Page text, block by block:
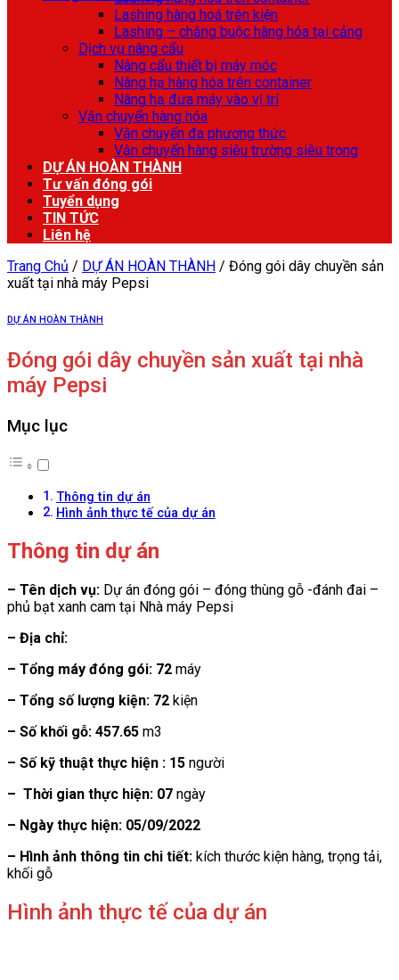
Lashing hàng hoá trên kiện
Lashing – chằng buộc hàng hóa tại cảng
Dịch vụ nâng cẩu
Nâng cẩu thiết bị máy móc
Nâng hạ hàng hóa trên container
Nâng hạ đưa máy vào vị trí
Vận chuyển hàng hóa
Vận chuyển đa phương thức
Vận chuyển hàng siêu trường siêu trọng
DỰ ÁN HOÀN THÀNH
Tư vấn đóng gói
Tuyển dụng
TIN TỨC
Liên hệ
Trang Chủ / DỰ ÁN HOÀN THÀNH / Đóng gói dây chuyền sản
xuất tại nhà máy Pepsi
DỰ ÁN HOÀN THÀNH
Đóng gói dây chuyền sản xuất tại nhà
máy Pepsi
Mục lục
Thông tin dự án
Hình ảnh thực tế của dự án
Thông tin dự án
– Tên dịch vụ: Dự án đóng gói – đóng thùng gỗ -đánh đai –
phủ bạt xanh cam tại Nhà máy Pepsi
– Địa chỉ:
– Tổng máy đóng gói: 72 máy
– Tổng số lượng kiện: 72 kiện
– Số khối gỗ: 457.65 m3
– Số kỹ thuật thực hiện : 15 người
– Thời gian thực hiện: 07 ngày
– Ngày thực hiện: 05/09/2022
– Hình ảnh thông tin chi tiết: kích thước kiện hàng, trọng tải,
khối gỗ
Hình ảnh thực tế của dự án